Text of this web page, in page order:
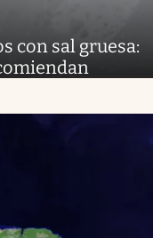
con sal gruesa: